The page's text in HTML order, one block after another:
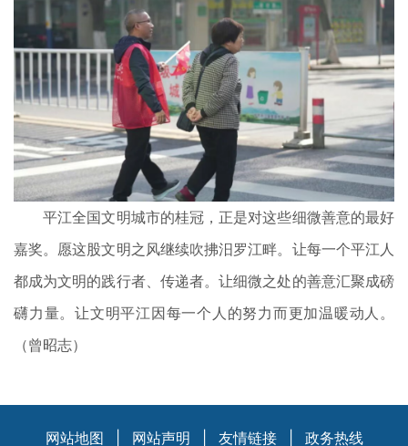
平江全国文明城市的桂冠，正是对这些细微善意的最好
嘉奖。愿这股文明之风继续吹拂汨罗江畔。让每一个平江人
都成为文明的践行者、传递者。让细微之处的善意汇聚成磅
礴力量。让文明平江因每一个人的努力而更加温暖动人。
（曾昭志）
网站地图 网站声明 友情链接 政务热线